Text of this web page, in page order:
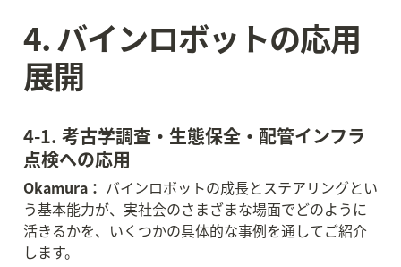
4. バインロボットの応用
展開
4-1. 考古学調査・生態保全・配管インフラ
点検への応用
Okamura： バインロボットの成長とステアリングとい
う基本能力が、実社会のさまざまな場面でどのように
活きるかを、いくつかの具体的な事例を通してご紹介
します。